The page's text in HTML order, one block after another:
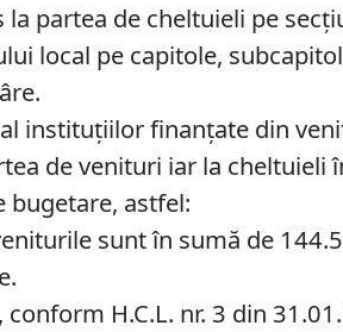
partea de cheltuieli pe
local pe capitole,
instituţiilor finanţate din
de venituri iar la
bugetare, astfel:
sunt în sumă de
H.C.L. nr. 3 din